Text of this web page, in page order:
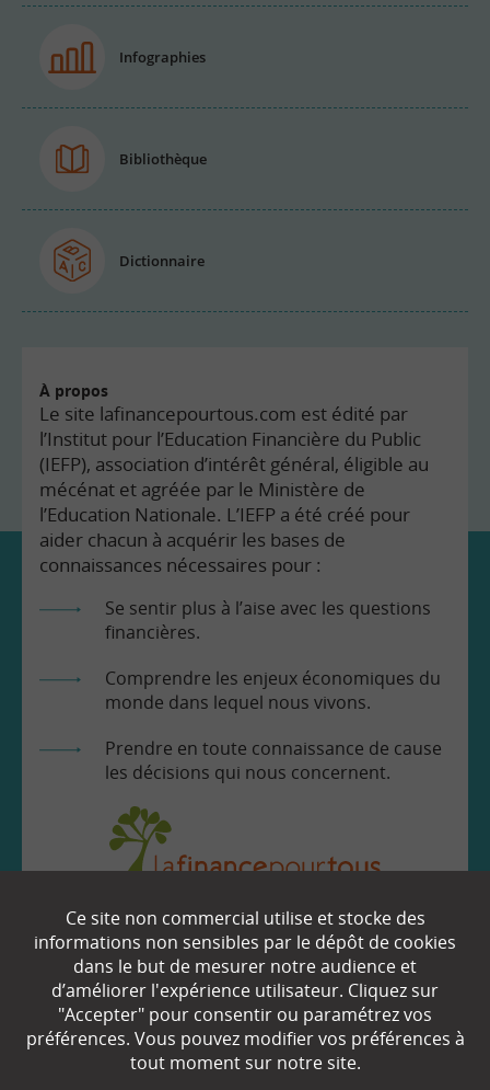
Infographies
Bibliothèque
Dictionnaire
À propos
Le site lafinancepourtous.com est édité par
l’Institut pour l’Education Financière du Public
(IEFP), association d’intérêt général, éligible au
mécénat et agréée par le Ministère de
l’Education Nationale. L’IEFP a été créé pour
aider chacun à acquérir les bases de
connaissances nécessaires pour :
Se sentir plus à l’aise avec les questions
financières.
Comprendre les enjeux économiques du
monde dans lequel nous vivons.
Prendre en toute connaissance de cause
les décisions qui nous concernent.
EN SAVOIR
Qui sommes-nous ?
Partenaires
Ce site non commercial utilise et stocke des
informations non sensibles par le dépôt de cookies
dans le but de mesurer notre audience et
d’améliorer l'expérience utilisateur. Cliquez sur
"Accepter" pour consentir ou paramétrez vos
préférences. Vous pouvez modifier vos préférences à
tout moment sur notre site.